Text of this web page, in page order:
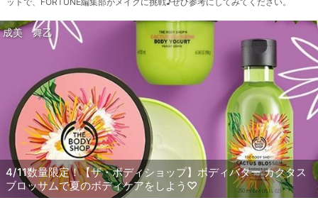
成美 舞乙
4/11数量限定！【ザ・ボディショップ】ボディバター カクタス
ブロッサムで夏のボディケアをしよう♡